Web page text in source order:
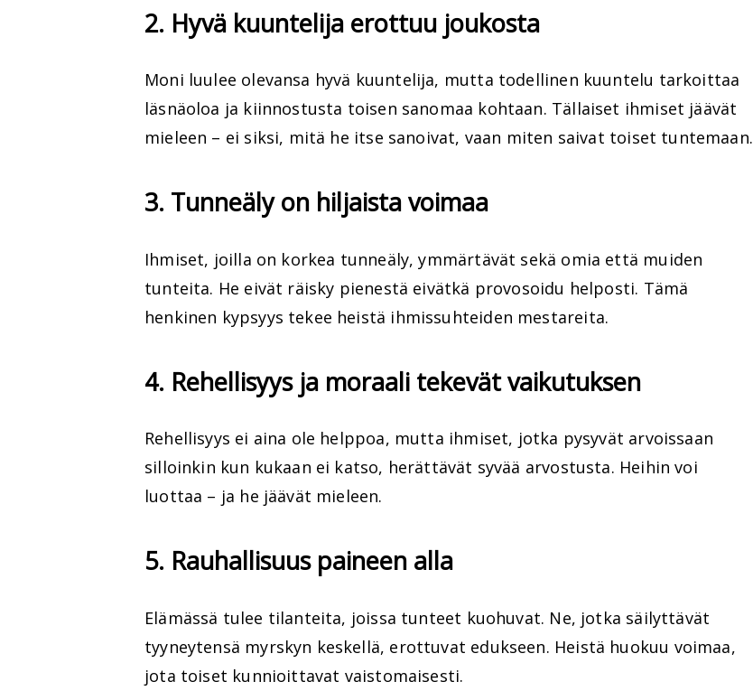
2. Hyvä kuuntelija erottuu joukosta
Moni luulee olevansa hyvä kuuntelija, mutta todellinen kuuntelu tarkoittaa
läsnäoloa ja kiinnostusta toisen sanomaa kohtaan. Tällaiset ihmiset jäävät
mieleen – ei siksi, mitä he itse sanoivat, vaan miten saivat toiset tuntemaan.
3. Tunneäly on hiljaista voimaa
Ihmiset, joilla on korkea tunneäly, ymmärtävät sekä omia että muiden
tunteita. He eivät räisky pienestä eivätkä provosoidu helposti. Tämä
henkinen kypsyys tekee heistä ihmissuhteiden mestareita.
4. Rehellisyys ja moraali tekevät vaikutuksen
Rehellisyys ei aina ole helppoa, mutta ihmiset, jotka pysyvät arvoissaan
silloinkin kun kukaan ei katso, herättävät syvää arvostusta. Heihin voi
luottaa – ja he jäävät mieleen.
5. Rauhallisuus paineen alla
Elämässä tulee tilanteita, joissa tunteet kuohuvat. Ne, jotka säilyttävät
tyyneytensä myrskyn keskellä, erottuvat edukseen. Heistä huokuu voimaa,
jota toiset kunnioittavat vaistomaisesti.